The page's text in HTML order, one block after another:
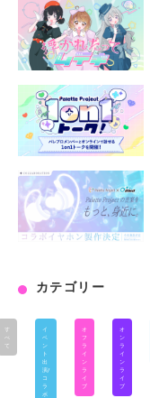
カテゴリー
す
べ
て
イ
ベ
ン
ト
出
演/
コ
ラ
ボ
オ
フ
ラ
イ
ン
ラ
イ
ブ
オ
ン
ラ
イ
ン
ラ
イ
ブ